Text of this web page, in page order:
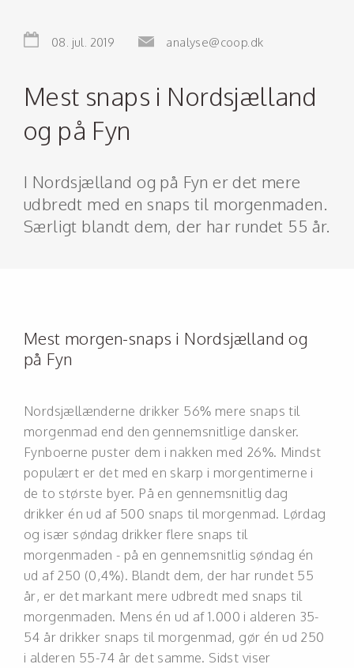
08. jul. 2019 analyse@coop.dk
Mest snaps i Nordsjælland
og på Fyn
I Nordsjælland og på Fyn er det mere
udbredt med en snaps til morgenmaden.
Særligt blandt dem, der har rundet 55 år.
Mest morgen-snaps i Nordsjælland og
på Fyn
Nordsjællænderne drikker 56% mere snaps til
morgenmad end den gennemsnitlige dansker.
Fynboerne puster dem i nakken med 26%. Mindst
populært er det med en skarp i morgentimerne i
de to største byer. På en gennemsnitlig dag
drikker én ud af 500 snaps til morgenmad. Lørdag
og især søndag drikker flere snaps til
morgenmaden - på en gennemsnitlig søndag én
ud af 250 (0,4%). Blandt dem, der har rundet 55
år, er det markant mere udbredt med snaps til
morgenmaden. Mens én ud af 1.000 i alderen 35-
54 år drikker snaps til morgenmad, gør én ud 250
i alderen 55-74 år det samme. Sidst viser